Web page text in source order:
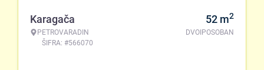
Karagača
PETROVARADIN
ŠIFRA: #566070
52 m2
DVOIPOSOBAN